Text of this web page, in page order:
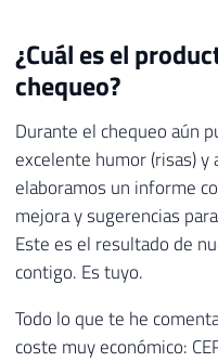
¿Cuál es el
chequeo?
Durante el chequeo aún
excelente humor (risas)
elaboramos un informe
mejora y sugerencias
Este es el resultado de
contigo. Es tuyo.
Todo lo que te he
coste muy económico: